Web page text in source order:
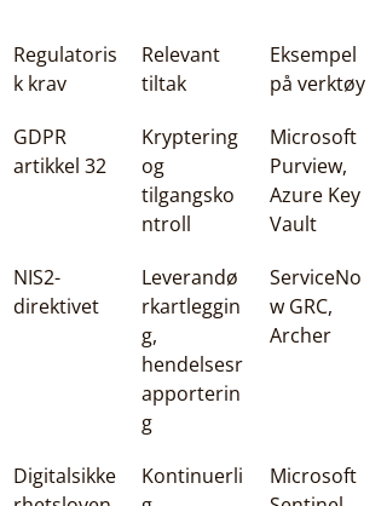
Regulatoris
k krav
Relevant
tiltak
Eksempel
på verktøy
GDPR
artikkel 32
Kryptering
og
tilgangsko
ntroll
Microsoft
Purview,
Azure Key
Vault
NIS2-
direktivet
Leverandø
rkartleggin
g,
hendelsesr
apporterin
g
ServiceNo
w GRC,
Archer
Digitalsikke
Kontinuerli
Microsoft